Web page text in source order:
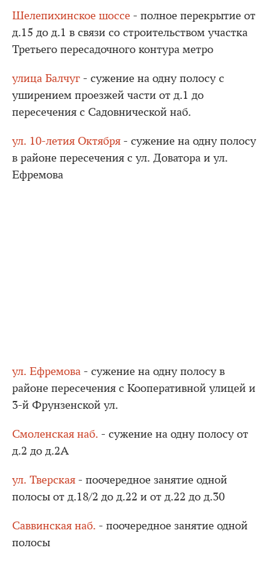
Шелепихинское шоссе - полное перекрытие от
д.15 до д.1 в связи со строительством участка
Третьего пересадочного контура метро
улица Балчуг - сужение на одну полосу с
уширением проезжей части от д.1 до
пересечения с Садовнической наб.
ул. 10-летия Октября - сужение на одну полосу
в районе пересечения с ул. Доватора и ул.
Ефремова
ул. Ефремова - сужение на одну полосу в
районе пересечения с Кооперативной улицей и
3-й Фрунзенской ул.
Смоленская наб. - сужение на одну полосу от
д.2 до д.2А
ул. Тверская - поочередное занятие одной
полосы от д.18/2 до д.22 и от д.22 до д.30
Саввинская наб. - поочередное занятие одной
полосы